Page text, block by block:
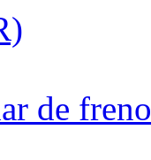
de freno